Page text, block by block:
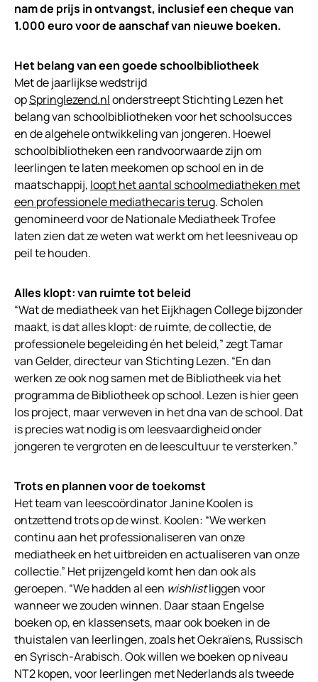
nam de prijs in ontvangst, inclusief een cheque van
1.000 euro voor de aanschaf van nieuwe boeken.
Het belang van een goede schoolbibliotheek
Met de jaarlijkse wedstrijd
opSpringlezend.nlonderstreept Stichting Lezen het
belang van schoolbibliotheken voor het schoolsucces
en de algehele ontwikkeling van jongeren. Hoewel
schoolbibliotheken een randvoorwaarde zijn om
leerlingen te laten meekomen op school en in de
maatschappij, loopt het aantal schoolmediatheken met
een professionele mediathecaris terug. Scholen
genomineerd voor de Nationale Mediatheek Trofee
laten zien dat ze weten wat werkt om het leesniveau op
peil te houden.
Alles klopt: van ruimte tot beleid
“Wat de mediatheek van het Eijkhagen College bijzonder
maakt, is dat alles klopt: de ruimte, de collectie, de
professionele begeleiding én het beleid,” zegt Tamar
van Gelder, directeur van Stichting Lezen. “En dan
werken ze ook nog samen met de Bibliotheek via het
programma de Bibliotheek op school. Lezen is hier geen
los project, maar verweven in het dna van de school. Dat
is precies wat nodig is om leesvaardigheid onder
jongeren te vergroten en de leescultuur te versterken.”
Trots en plannen voor de toekomst
Het team van leescoördinator Janine Koolen is
ontzettend trots op de winst. Koolen: “We werken
continu aan het professionaliseren van onze
mediatheek en het uitbreiden en actualiseren van onze
collectie.” Het prijzengeld komt hen dan ook als
geroepen. “We hadden al een wishlistliggen voor
wanneer we zouden winnen. Daar staan Engelse
boeken op, en klassensets, maar ook boeken in de
thuistalen van leerlingen, zoals het Oekraïens, Russisch
en Syrisch-Arabisch. Ook willen we boeken op niveau
NT2 kopen, voor leerlingen met Nederlands als tweede